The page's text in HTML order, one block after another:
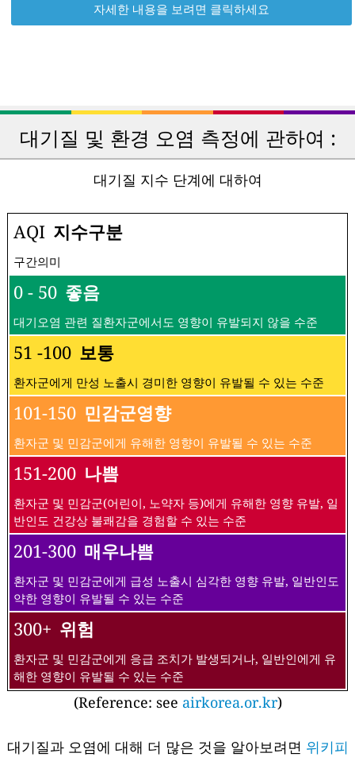
자세한 내용을 보려면 클릭하세요
대기질 및 환경 오염 측정에 관하여 :
대기질 지수 단계에 대하여
AQI 지수구분
구간의미
0 - 50 좋음
대기오염 관련 질환자군에서도 영향이 유발되지 않을 수준
51 -100 보통
환자군에게 만성 노출시 경미한 영향이 유발될 수 있는 수준
101-150 민감군영향
환자군 및 민감군에게 유해한 영향이 유발될 수 있는 수준
151-200 나쁨
환자군 및 민감군(어린이, 노약자 등)에게 유해한 영향 유발, 일
반인도 건강상 불쾌감을 경험할 수 있는 수준
201-300 매우나쁨
환자군 및 민감군에게 급성 노출시 심각한 영향 유발, 일반인도
약한 영향이 유발될 수 있는 수준
300+ 위험
환자군 및 민감군에게 응급 조치가 발생되거나, 일반인에게 유
해한 영향이 유발될 수 있는 수준
(Reference: see airkorea.or.kr)
대기질과 오염에 대해 더 많은 것을 알아보려면 위키피